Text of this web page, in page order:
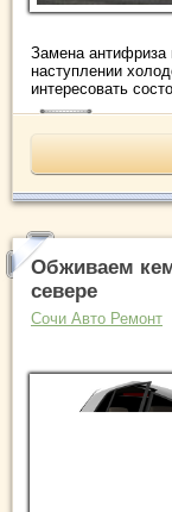
Замена антифриза
наступлении
интересовать
Обживаем
севере
Сочи Авто Ремонт